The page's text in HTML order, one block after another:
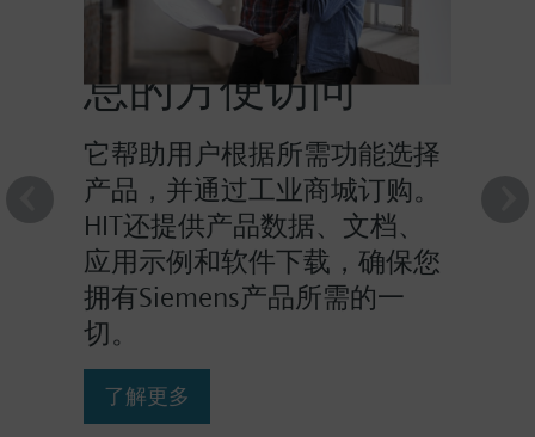
HIT提供对产品信
息的方便访问
它帮助用户根据所需功能选择
产品，并通过工业商城订购。
HIT还提供产品数据、文档、
应用示例和软件下载，确保您
拥有Siemens产品所需的一
切。
了解更多